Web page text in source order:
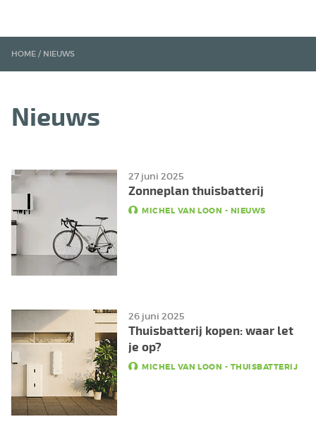
HOME / NIEUWS
Nieuws
27 juni 2025
Zonneplan thuisbatterij
MICHEL VAN LOON - NIEUWS
26 juni 2025
Thuisbatterij kopen: waar let
je op?
MICHEL VAN LOON - THUISBATTERIJ